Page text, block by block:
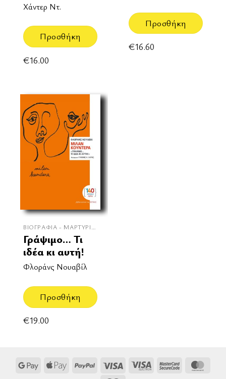
Χάντερ Ντ.
Προσθήκη
€16.00
Προσθήκη
€16.60
ΒΙΟΓΡΑΦΊΑ - ΜΑΡΤΥΡΊΕΣ
Γράψιμο… Τι
ιδέα κι αυτή!
Φλοράνς Νουαβίλ
Προσθήκη
€19.00
Google Apple
PayPal Visa
Visa
MasterCard